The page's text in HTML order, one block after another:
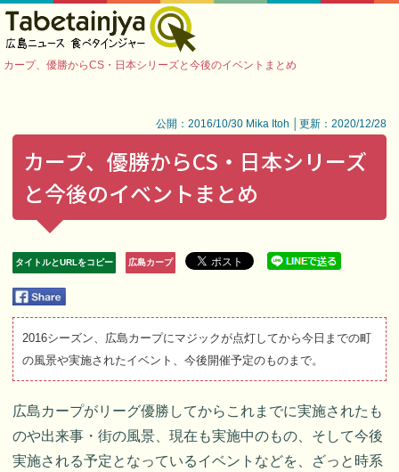
カープ、優勝からCS・日本シリーズと今後のイベントまとめ
公開：2016/10/30 Mika Itoh │更新：2020/12/28
カープ、優勝からCS・日本シリーズ
と今後のイベントまとめ
タイトルとURLをコピー 広島カープ
2016シーズン、広島カープにマジックが点灯してから今日までの町
の風景や実施されたイベント、今後開催予定のものまで。
広島カープがリーグ優勝してからこれまでに実施されたも
のや出来事・街の風景、現在も実施中のもの、そして今後
実施される予定となっているイベントなどを、ざっと時系